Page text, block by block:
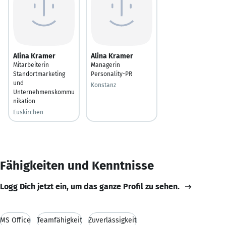
Alina Kramer
Mitarbeiterin
Standortmarketing
und
Unternehmenskommu
nikation
Euskirchen
Alina Kramer
Managerin
Personality-PR
Konstanz
Fähigkeiten und Kenntnisse
Logg Dich jetzt ein, um das ganze Profil zu sehen.
MS Office Teamfähigkeit Zuverlässigkeit